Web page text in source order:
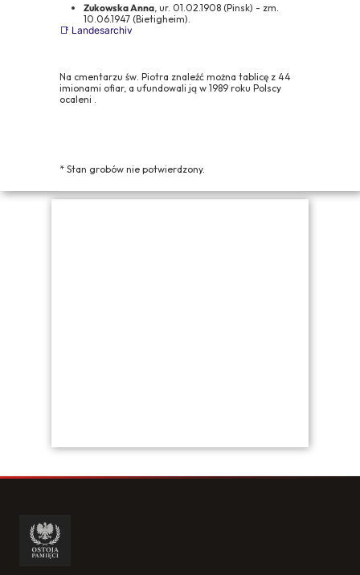
Zukowska Anna, ur. 01.02.1908 (Pinsk) - zm.
10.06.1947 (Bietigheim).
📑 Landesarchiv
Na cmentarzu św. Piotra znaleźć można tablicę z 44
imionami ofiar, a ufundowali ją w 1989 roku Polscy
ocaleni .
* Stan grobów nie potwierdzony.